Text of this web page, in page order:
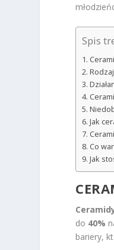
Spis
Jak
Co
Jak
do 40%
bariery,